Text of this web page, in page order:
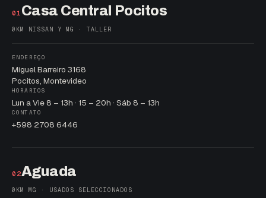
01 Casa Central Pocitos
0KM NISSAN Y MG · TALLER
ENDEREÇO
Miguel Barreiro 3168
Pocitos, Montevideo
HORÁRIOS
Lun a Vie 8 – 13h · 15 – 20h · Sáb 8 – 13h
CONTATO
+598 2708 6446
02Aguada
0KM MG · USADOS SELECCIONADOS